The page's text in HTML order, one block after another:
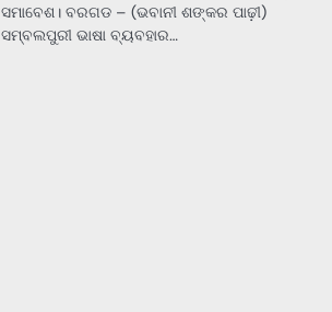
ସମାବେଶ। ବରଗଡ – (ଭବାନୀ ଶଙ୍କର ପାଢ଼ୀ)
ସମ୍ବଲପୁରୀ ଭାଷା ବ୍ୟବହାର…